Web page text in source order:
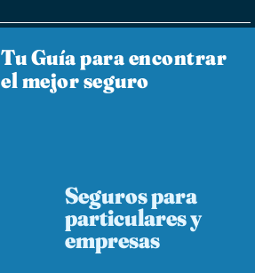
Tu Guía para encontrar
el mejor seguro
Seguros para
particulares y
empresas